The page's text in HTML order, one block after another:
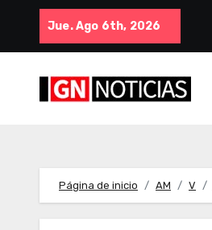
Jue. Ago 6th, 2026
Página de inicio AM V